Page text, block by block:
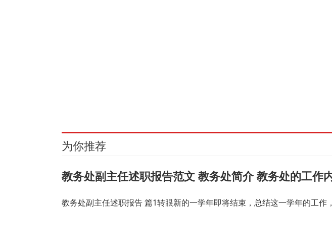
为你推荐
教务处副主任述职报告范文 教务处简介 教务处的工作
教务处副主任述职报告 篇1转眼新的一学年即将结束，总结这一学年的工